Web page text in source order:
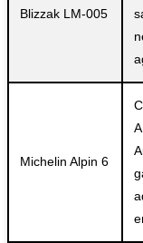
Blizzak LM-005
Michelin Alpin 6